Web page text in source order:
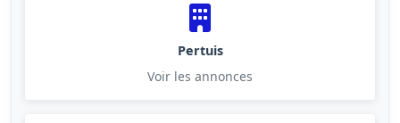
Pertuis
Voir les annonces